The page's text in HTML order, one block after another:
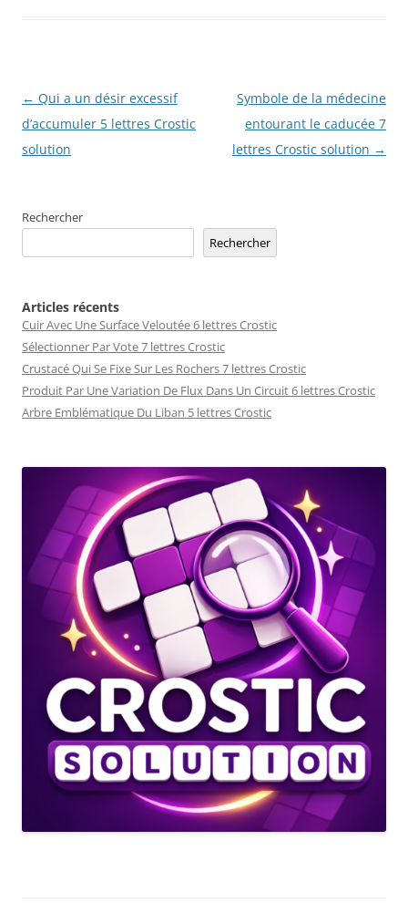
Navigation
des
articles
← Qui a un désir excessif
d’accumuler 5 lettres Crostic
solution
Symbole de la médecine
entourant le caducée 7
lettres Crostic solution →
Rechercher
Rechercher
Articles récents
Cuir Avec Une Surface Veloutée 6 lettres Crostic
Sélectionner Par Vote 7 lettres Crostic
Crustacé Qui Se Fixe Sur Les Rochers 7 lettres Crostic
Produit Par Une Variation De Flux Dans Un Circuit 6 lettres Crostic
Arbre Emblématique Du Liban 5 lettres Crostic